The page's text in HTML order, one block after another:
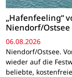
„Hafenfeeling“
Niendorf/Ostsee
06.08.2026
Niendorf/Ostsee.
wieder auf die
beliebte,